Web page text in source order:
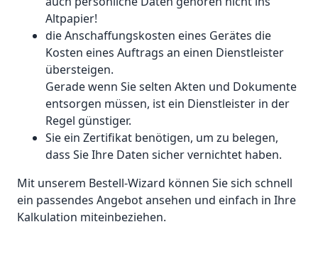
Altpapier!
die Anschaffungskosten eines Gerätes die
Kosten eines Auftrags an einen Dienstleister
übersteigen.
Gerade wenn Sie selten Akten und Dokumente
entsorgen müssen, ist ein Dienstleister in der
Regel günstiger.
Sie ein Zertifikat benötigen, um zu belegen,
dass Sie Ihre Daten sicher vernichtet haben.
Mit unserem Bestell-Wizard können Sie sich schnell
ein passendes Angebot ansehen und einfach in Ihre
Kalkulation miteinbeziehen.